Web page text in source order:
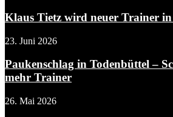
Klaus Tietz wird neuer Trainer
23. Juni 2026
Paukenschlag in Todenbüttel –
mehr Trainer
26. Mai 2026